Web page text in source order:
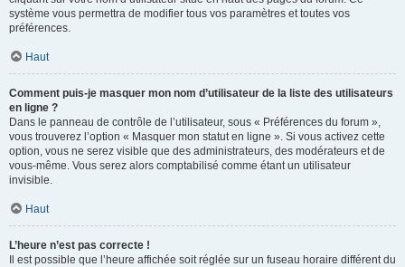
système vous permettra de modifier tous vos paramètres et toutes vos
préférences.
Haut
Comment puis-je masquer mon nom d’utilisateur de la liste des utilisateurs
en ligne ?
Dans le panneau de contrôle de l’utilisateur, sous « Préférences du forum »,
vous trouverez l’option « Masquer mon statut en ligne ». Si vous activez cette
option, vous ne serez visible que des administrateurs, des modérateurs et de
vous-même. Vous serez alors comptabilisé comme étant un utilisateur
invisible.
Haut
L’heure n’est pas correcte !
Il est possible que l’heure affichée soit réglée sur un fuseau horaire différent du